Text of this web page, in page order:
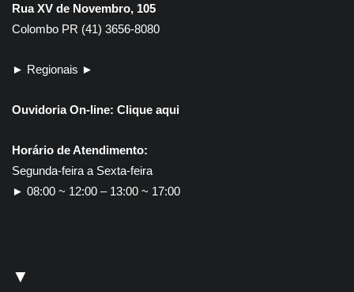
Rua XV de Novembro, 105
Colombo PR (41) 3656-8080
► Regionais ►
Ouvidoria On-line: Clique aqui
Horário de Atendimento:
Segunda-feira a Sexta-feira
► 08:00 ~ 12:00 – 13:00 ~ 17:00
▼